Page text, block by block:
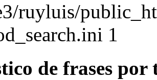
ruyluis/
1
de frases